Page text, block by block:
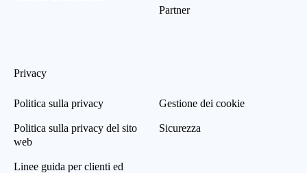
Partner
Privacy
Politica sulla privacy
Politica sulla privacy del sito
web
Linee guida per clienti ed
Gestione dei cookie
Sicurezza